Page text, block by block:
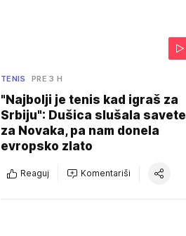
TENIS PRE 3 H
"Najbolji je tenis kad igraš za
Srbiju": Dušica slušala savete
za Novaka, pa nam donela
evropsko zlato
Reaguj Komentariši